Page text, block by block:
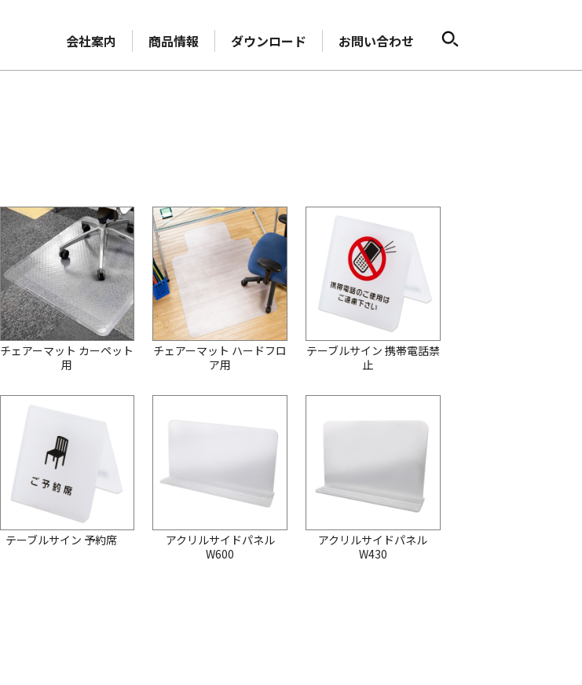
会社案内 商品情報 ダウンロード お問い合わせ
チェアーマット カーペット
用
チェアーマット ハードフロ
ア用
テーブルサイン 携帯電話禁
止
テーブルサイン 予約席
アクリルサイドパネル
W600
アクリルサイドパネル
W430